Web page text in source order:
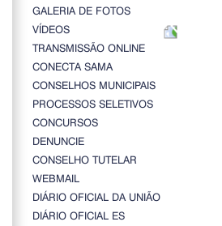
GALERIA DE FOTOS
VÍDEOS
TRANSMISSÃO ONLINE
CONECTA SAMA
CONSELHOS MUNICIPAIS
PROCESSOS SELETIVOS
CONCURSOS
DENUNCIE
CONSELHO TUTELAR
WEBMAIL
DIÁRIO OFICIAL DA UNIÃO
DIÁRIO OFICIAL ES